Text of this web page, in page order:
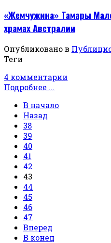
«Жемчужина» Тамары
храмах Австралии
Опубликовано в
Теги
4 комментарии
Подробнее ...
В начало
Назад
38
39
40
41
42
43
44
45
46
47
Вперед
В конец